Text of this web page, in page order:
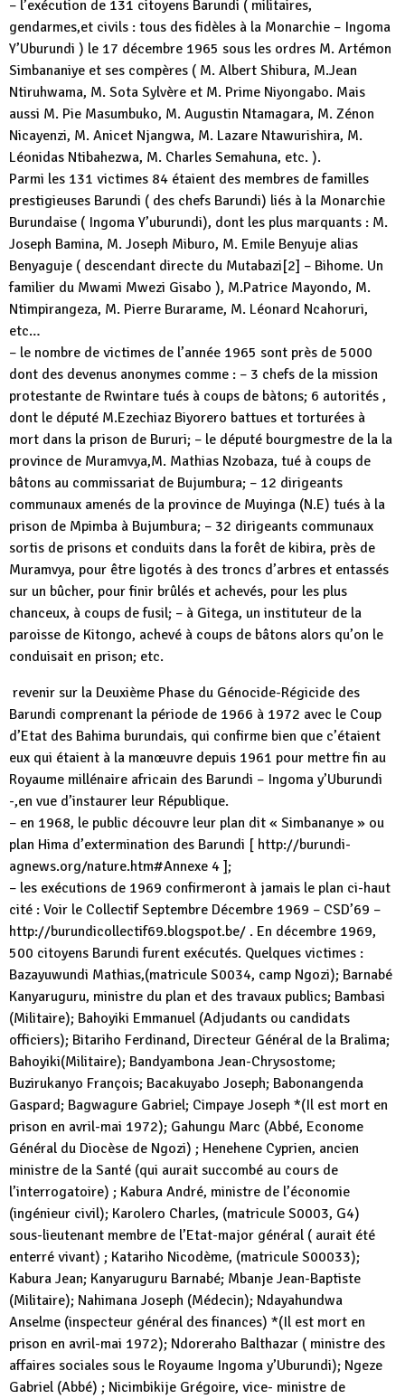
– l’exécution de 131 citoyens Barundi ( militaires,
gendarmes,et civils : tous des fidèles à la Monarchie – Ingoma
Y’Uburundi ) le 17 décembre 1965 sous les ordres M. Artémon
Simbananiye et ses compères ( M. Albert Shibura, M.Jean
Ntiruhwama, M. Sota Sylvère et M. Prime Niyongabo. Mais
aussi M. Pie Masumbuko, M. Augustin Ntamagara, M. Zénon
Nicayenzi, M. Anicet Njangwa, M. Lazare Ntawurishira, M.
Léonidas Ntibahezwa, M. Charles Semahuna, etc. ).
Parmi les 131 victimes 84 étaient des membres de familles
prestigieuses Barundi ( des chefs Barundi) liés à la Monarchie
Burundaise ( Ingoma Y’uburundi), dont les plus marquants : M.
Joseph Bamina, M. Joseph Miburo, M. Emile Benyuje alias
Benyaguje ( descendant directe du Mutabazi[2] – Bihome. Un
familier du Mwami Mwezi Gisabo ), M.Patrice Mayondo, M.
Ntimpirangeza, M. Pierre Burarame, M. Léonard Ncahoruri,
etc…
– le nombre de victimes de l’année 1965 sont près de 5000
dont des devenus anonymes comme : – 3 chefs de la mission
protestante de Rwintare tués à coups de bàtons; 6 autorités ,
dont le député M.Ezechiaz Biyorero battues et torturées à
mort dans la prison de Bururi; – le député bourgmestre de la la
province de Muramvya,M. Mathias Nzobaza, tué à coups de
bâtons au commissariat de Bujumbura; – 12 dirigeants
communaux amenés de la province de Muyinga (N.E) tués à la
prison de Mpimba à Bujumbura; – 32 dirigeants communaux
sortis de prisons et conduits dans la forêt de kibira, près de
Muramvya, pour être ligotés à des troncs d’arbres et entassés
sur un bûcher, pour finir brûlés et achevés, pour les plus
chanceux, à coups de fusil; – à Gitega, un instituteur de la
paroisse de Kitongo, achevé à coups de bâtons alors qu’on le
conduisait en prison; etc.
revenir sur la Deuxième Phase du Génocide-Régicide des
Barundi comprenant la période de 1966 à 1972 avec le Coup
d’Etat des Bahima burundais, qui confirme bien que c’étaient
eux qui étaient à la manœuvre depuis 1961 pour mettre fin au
Royaume millénaire africain des Barundi – Ingoma y’Uburundi
-,en vue d’instaurer leur République.
– en 1968, le public découvre leur plan dit « Simbananye » ou
plan Hima d’extermination des Barundi [ http://burundi-
agnews.org/nature.htm#Annexe 4 ];
– les exécutions de 1969 confirmeront à jamais le plan ci-haut
cité : Voir le Collectif Septembre Décembre 1969 – CSD’69 –
http://burundicollectif69.blogspot.be/ . En décembre 1969,
500 citoyens Barundi furent exécutés. Quelques victimes :
Bazayuwundi Mathias,(matricule S0034, camp Ngozi); Barnabé
Kanyaruguru, ministre du plan et des travaux publics; Bambasi
(Militaire); Bahoyiki Emmanuel (Adjudants ou candidats
officiers); Bitariho Ferdinand, Directeur Général de la Bralima;
Bahoyiki(Militaire); Bandyambona Jean-Chrysostome;
Buzirukanyo François; Bacakuyabo Joseph; Babonangenda
Gaspard; Bagwagure Gabriel; Cimpaye Joseph *(Il est mort en
prison en avril-mai 1972); Gahungu Marc (Abbé, Econome
Général du Diocèse de Ngozi) ; Henehene Cyprien, ancien
ministre de la Santé (qui aurait succombé au cours de
l’interrogatoire) ; Kabura André, ministre de l’économie
(ingénieur civil); Karolero Charles, (matricule S0003, G4)
sous-lieutenant membre de l’Etat-major général ( aurait été
enterré vivant) ; Katariho Nicodème, (matricule S00033);
Kabura Jean; Kanyaruguru Barnabé; Mbanje Jean-Baptiste
(Militaire); Nahimana Joseph (Médecin); Ndayahundwa
Anselme (inspecteur général des finances) *(Il est mort en
prison en avril-mai 1972); Ndoreraho Balthazar ( ministre des
affaires sociales sous le Royaume Ingoma y’Uburundi); Ngeze
Gabriel (Abbé) ; Nicimbikije Grégoire, vice- ministre de